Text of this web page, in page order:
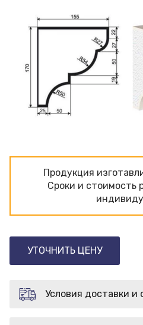
Продукция
Сроки и стоимость
УТОЧНИТЬ ЦЕНУ
Условия доставки и